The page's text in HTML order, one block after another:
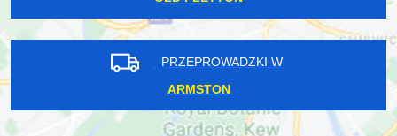
PRZEPROWADZKI W
ARMSTON